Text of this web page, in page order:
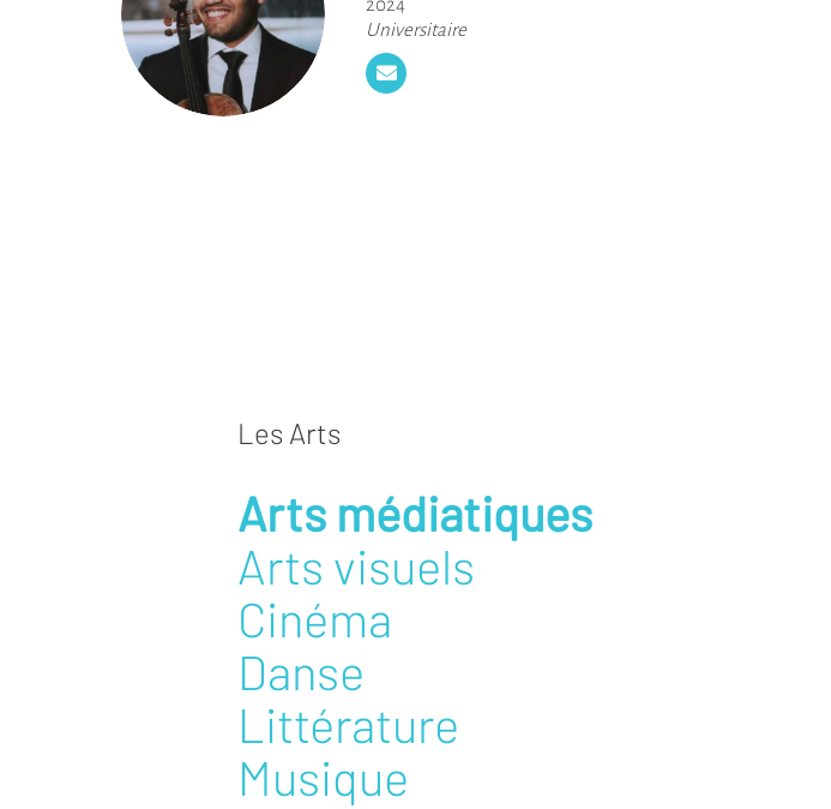
2024
Universitaire
Les Arts
Arts médiatiques
Arts visuels
Cinéma
Danse
Littérature
Musique